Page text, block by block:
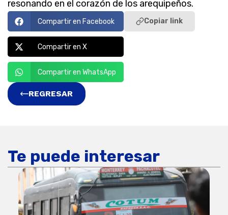
resonando en el corazón de los arequipeños.
Compartir en Facebook
Compartir en X
Compartir en WhatsApp
Copiar link
REGRESAR
Te puede interesar